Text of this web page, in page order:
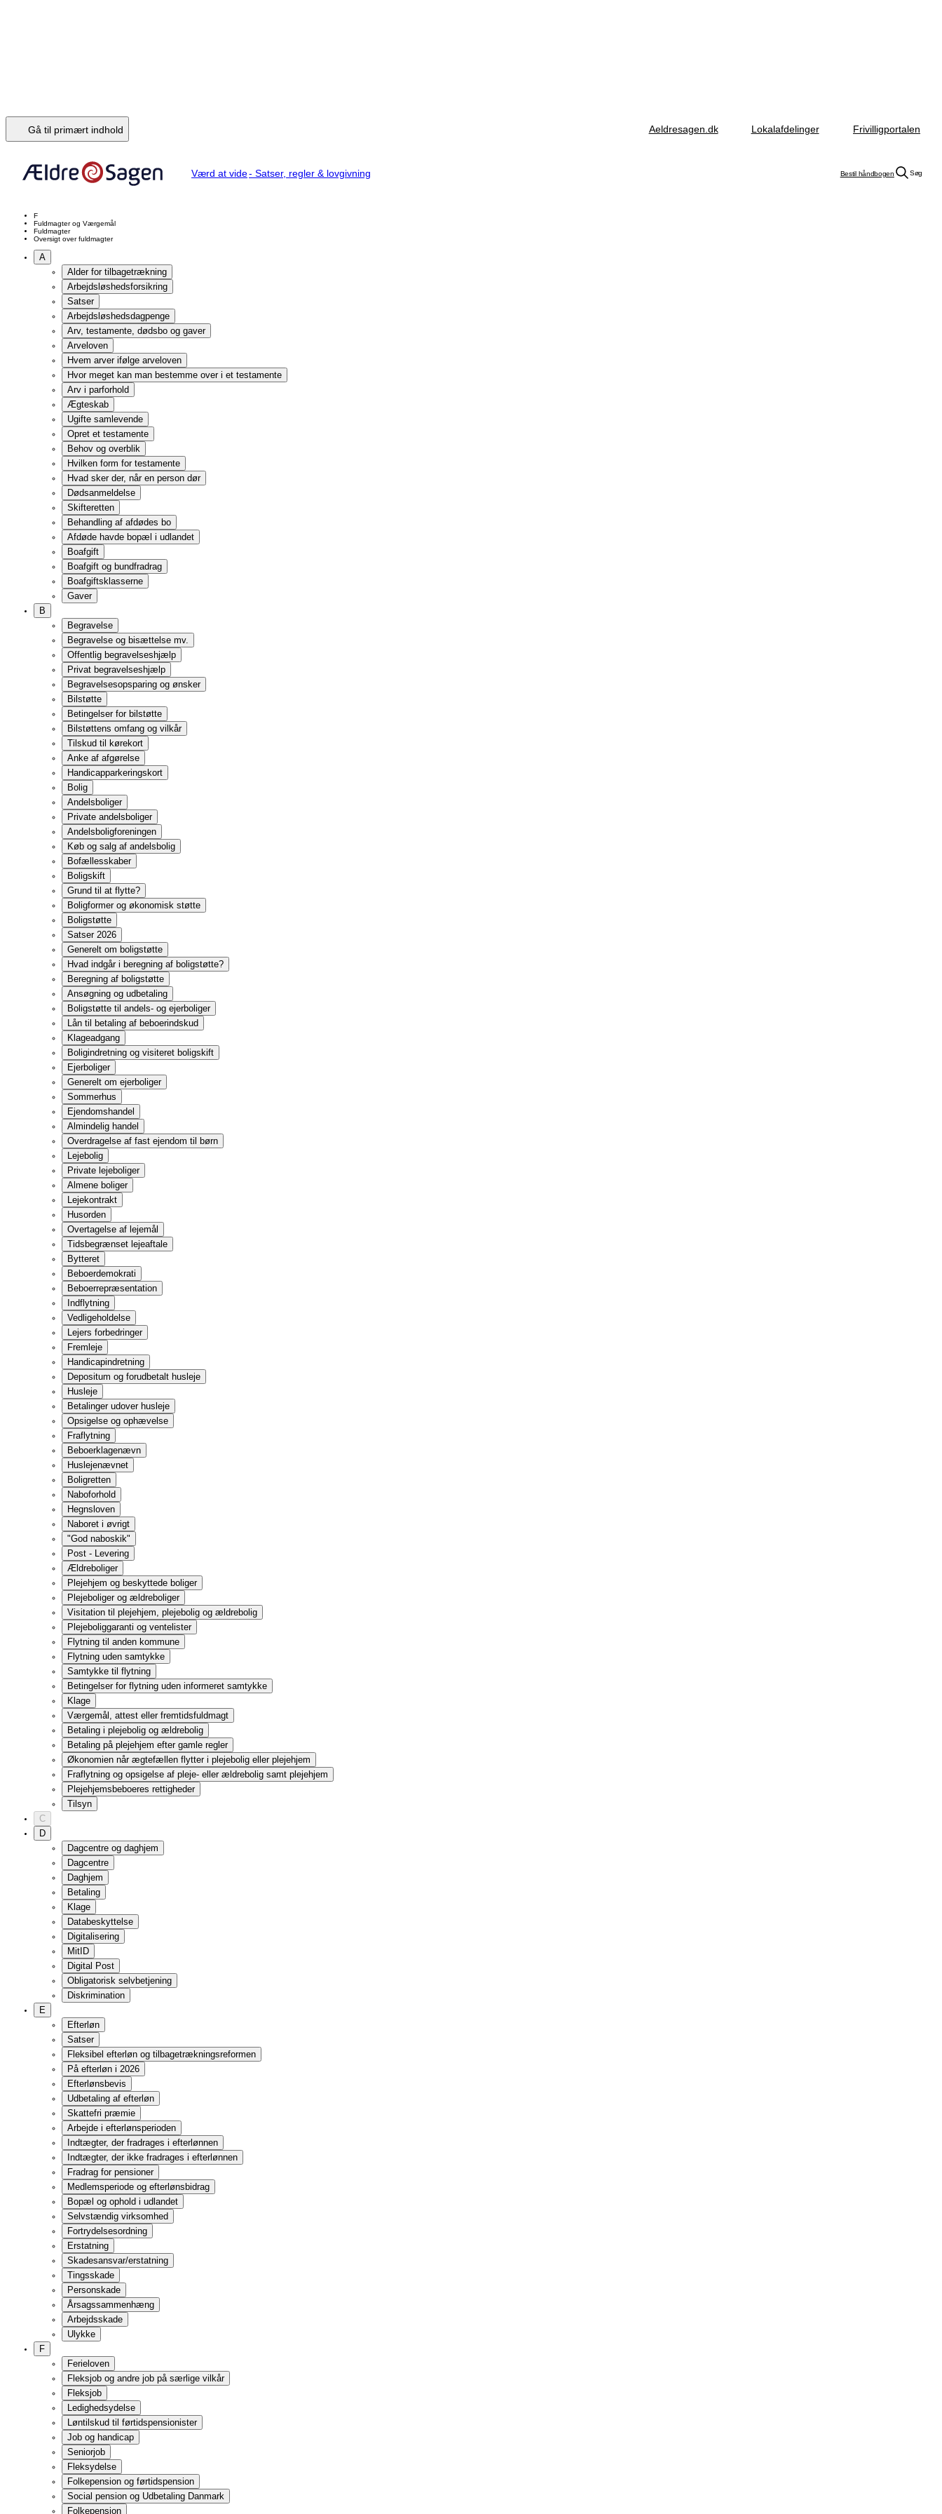
Arveloven
Hvem arver ifølge arveloven
Arv i parforhold
Ægteskab
Behov og overblik
Hvilken form for testamente
Dødsanmeldelse
Skifteretten
Behandling af afdødes bo
Afdøde havde bopæl i udlandet
Boafgift
Boafgift og bundfradrag
Boafgiftsklasserne
Gaver
Begravelse
Begravelse og bisættelse mv.
Offentlig begravelseshjælp
Privat begravelseshjælp
Begravelsesopsparing og ønsker
Bilstøtte
Betingelser for bilstøtte
Bilstøttens omfang og vilkår
Tilskud til kørekort
Anke af afgørelse
Handicapparkeringskort
Bolig
Andelsboliger
Private andelsboliger
Andelsboligforeningen
Køb og salg af andelsbolig
Bofællesskaber
Boligskift
Grund til at flytte?
Boligformer og økonomisk støtte
Boligstøtte
Satser 2026
Generelt om boligstøtte
Hvad indgår i beregning af boligstøtte?
Beregning af boligstøtte
Ansøgning og udbetaling
Boligstøtte til andels- og ejerboliger
Lån til betaling af beboerindskud
Klageadgang
Boligindretning og visiteret boligskift
Ejerboliger
Generelt om ejerboliger
Sommerhus
Ejendomshandel
Almindelig handel
Overdragelse af fast ejendom til børn
Lejebolig
Private lejeboliger
Almene boliger
Lejekontrakt
Husorden
Overtagelse af lejemål
Tidsbegrænset lejeaftale
Bytteret
Beboerdemokrati
Beboerrepræsentation
Indflytning
Vedligeholdelse
Lejers forbedringer
Fremleje
Handicapindretning
Depositum og forudbetalt husleje
Husleje
Betalinger udover husleje
Opsigelse og ophævelse
Fraflytning
Beboerklagenævn
Huslejenævnet
Boligretten
Naboforhold
Hegnsloven
Naboret i øvrigt
"God naboskik"
Post - Levering
Ældreboliger
Plejehjem og beskyttede boliger
Plejeboliger og ældreboliger
Visitation til plejehjem, plejebolig og ældrebolig
Plejeboliggaranti og ventelister
Flytning til anden kommune
Flytning uden samtykke
Samtykke til flytning
Betingelser for flytning uden informeret samtykke
Klage
Værgemål, attest eller fremtidsfuldmagt
Betaling i plejebolig og ældrebolig
Betaling på plejehjem efter gamle regler
Økonomien når ægtefællen flytter i plejebolig eller plejehjem
Fraflytning og opsigelse af pleje- eller ældrebolig samt plejehjem
Plejehjemsbeboeres rettigheder
Tilsyn
Dagcentre og daghjem
Dagcentre
Daghjem
Betaling
Klage
Databeskyttelse
Digitalisering
MitID
Digital Post
Obligatorisk selvbetjening
Diskrimination
Efterløn
Satser
På efterløn i 2026
Efterlønsbevis
Udbetaling af efterløn
Skattefri præmie
Arbejde i efterlønsperioden
Indtægter, der fradrages i efterlønnen
Indtægter, der ikke fradrages i efterlønnen
Fradrag for pensioner
Medlemsperiode og efterlønsbidrag
Bopæl og ophold i udlandet
Selvstændig virksomhed
Fortrydelsesordning
Erstatning
Skadesansvar/erstatning
Tingsskade
Personskade
Årsagssammenhæng
Arbejdsskade
Ulykke
Ferieloven
Fleksjob og andre job på særlige vilkår
Fleksjob
Ledighedsydelse
Løntilskud til førtidspensionister
Job og handicap
Seniorjob
Fleksydelse
Folkepension og førtidspension
Social pension og Udbetaling Danmark
Folkepension
Folkepensionens størrelse
Betingelser
Ansøgning
Overgang til folkepension
Udbetaling
Beregning af folkepension
Likvid formue
Den personlige tillægsprocent
Ældrecheck og helbredstillæg
Varmetillæg
Særlige personlige tillæg
Opsat folkepension
Til folkepension fra førtidspension, seniorpension og tidlig pension
Til folkepension fra efterløn eller arbejdsløshedsunderstøttelse
Fælles bestemmelser for folkepension og førtidspension